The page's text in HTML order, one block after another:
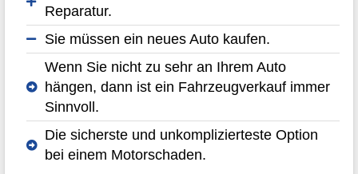
Reparatur.
Sie müssen ein neues Auto kaufen.
Wenn Sie nicht zu sehr an Ihrem Auto
hängen, dann ist ein Fahrzeugverkauf immer
Sinnvoll.
Die sicherste und unkomplizierteste Option
bei einem Motorschaden.